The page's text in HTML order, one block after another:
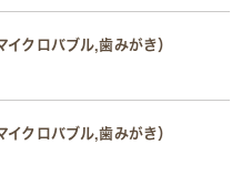
クロバブル,歯みがき）
クロバブル,歯みがき）